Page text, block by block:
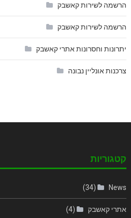
הרשמה לשירות קאשבק
הרשמה לשירות קאשבק
יתרונות וחסרונות אתרי קאשבק
צרכנות אונליין נבונה
קטגוריות
News
(34)
אתרי קאשבק (4)